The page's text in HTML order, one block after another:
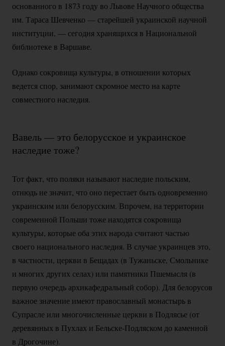
основанного в 1873 году во Львове Научного общества
им. Тараса Шевченко — старейшей украинской научной
институции, — сегодня хранящихся в Национальной
библиотеке в Варшаве.
Однако сокровища культуры, в отношении которых
ведется спор, занимают скромное место на карте
совместного наследия.
Вавель — это белорусское и украинское
наследие тоже?
Тот факт, что поляки называют наследие польским,
отнюдь не значит, что оно перестает быть одновременно
украинским или белорусским. Впрочем, на территории
современной Польши тоже находятся сокровища
культуры, которые оба этих народа считают частью
своего национального наследия. В случае украинцев это,
в частности, церкви в Бещадах (в Тужаньске, Смольнике
и многих других селах) или памятники Пшемысля (в
первую очередь архикафедральный собор). Для белорусов
важное значение имеют православный монастырь в
Супрасле или многочисленные церкви в Подлясье (от
деревянных в Пухлах и Бельске-Подляском до каменной
в Дрогочине).